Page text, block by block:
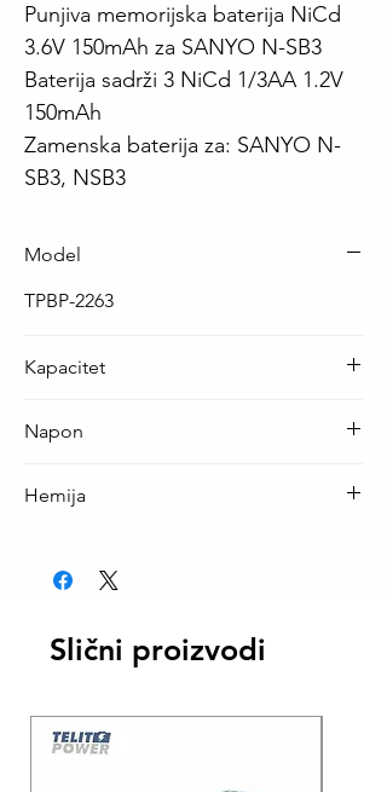
Punjiva memorijska baterija NiCd
3.6V 150mAh za SANYO N-SB3
Baterija sadrži 3 NiCd 1/3AA 1.2V
150mAh
Zamenska baterija za: SANYO N-
SB3, NSB3
Model
TPBP-2263
Kapacitet
Napon
Hemija
Slični proizvodi